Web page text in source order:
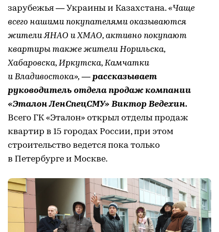
зарубежья — Украины и Казахстана.«Чаще
всего нашими покупателями оказываются
жители ЯНАО и ХМАО, активно покупают
квартиры также жители Норильска,
Хабаровска, Иркутска, Камчатки
и Владивостока», — рассказывает
руководитель отдела продаж компании
«Эталон ЛенСпецСМУ» Виктор Ведехин.
Всего ГК «Эталон» открыл отделы продаж
квартир в 15 городах России, при этом
строительство ведется пока только
в Петербурге и Москве.